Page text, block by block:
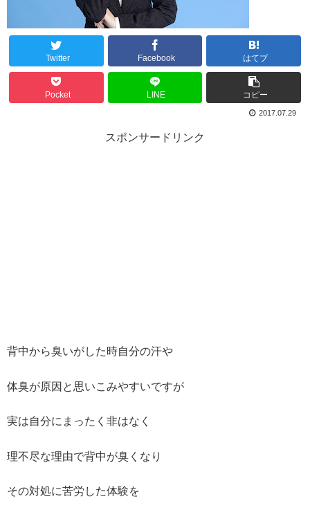
Twitter Facebook はてブ
Pocket LINE コピー
2017.07.29
スポンサードリンク
背中から臭いがした時自分の汗や
体臭が原因と思いこみやすいですが
実は自分にまったく非はなく
理不尽な理由で背中が臭くなり
その対処に苦労した体験を